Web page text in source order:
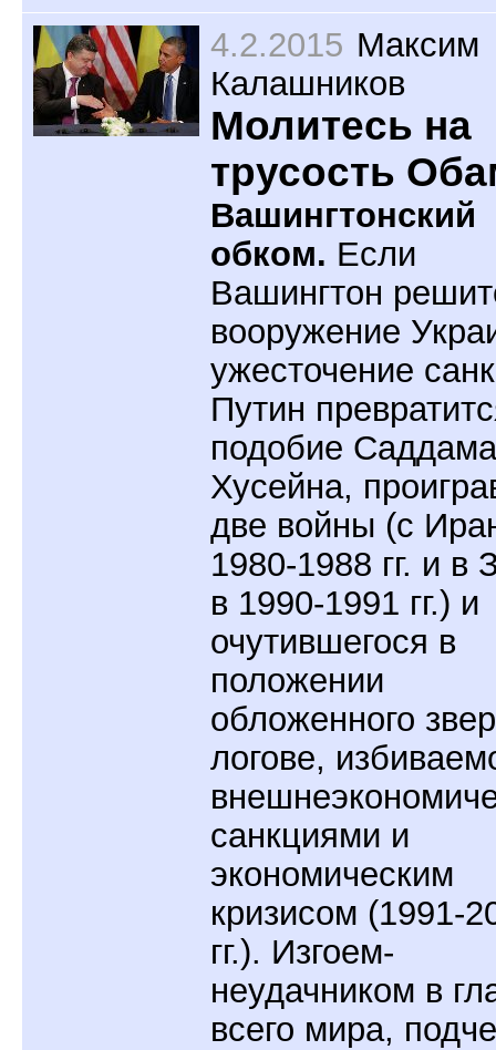
4.2.2015 Максим
Калашников
Молитесь на
трусость
Вашингтонский
обком. Если
Вашингтон
вооружение
ужесточение
Путин
подобие Саддама
Хусейна,
две войны (с
1980-1988 гг. и в
в 1990-1991 гг.) и
очутившегося в
положении
обложенного
логове,
санкциями и
экономическим
кризисом (1991-
гг.). Изгоем-
неудачником в
всего мира,